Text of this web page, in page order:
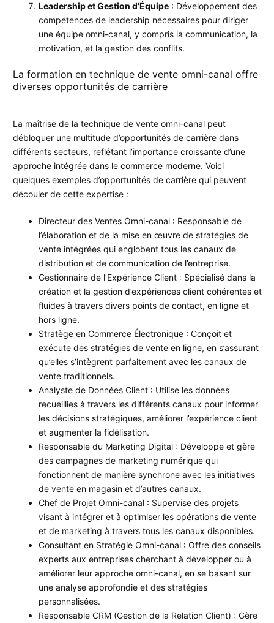
Leadership et Gestion d’Équipe : Développement des
compétences de leadership nécessaires pour diriger
une équipe omni-canal, y compris la communication, la
motivation, et la gestion des conflits.
La formation en technique de vente omni-canal offre
diverses opportunités de carrière
La maîtrise de la technique de vente omni-canal peut
débloquer une multitude d’opportunités de carrière dans
différents secteurs, reflétant l’importance croissante d’une
approche intégrée dans le commerce moderne. Voici
quelques exemples d’opportunités de carrière qui peuvent
découler de cette expertise :
Directeur des Ventes Omni-canal : Responsable de
l’élaboration et de la mise en œuvre de stratégies de
vente intégrées qui englobent tous les canaux de
distribution et de communication de l’entreprise.
Gestionnaire de l’Expérience Client : Spécialisé dans la
création et la gestion d’expériences client cohérentes et
fluides à travers divers points de contact, en ligne et
hors ligne.
Stratège en Commerce Électronique : Conçoit et
exécute des stratégies de vente en ligne, en s’assurant
qu’elles s’intègrent parfaitement avec les canaux de
vente traditionnels.
Analyste de Données Client : Utilise les données
recueillies à travers les différents canaux pour informer
les décisions stratégiques, améliorer l’expérience client
et augmenter la fidélisation.
Responsable du Marketing Digital : Développe et gère
des campagnes de marketing numérique qui
fonctionnent de manière synchrone avec les initiatives
de vente en magasin et d’autres canaux.
Chef de Projet Omni-canal : Supervise des projets
visant à intégrer et à optimiser les opérations de vente
et de marketing à travers tous les canaux disponibles.
Consultant en Stratégie Omni-canal : Offre des conseils
experts aux entreprises cherchant à développer ou à
améliorer leur approche omni-canal, en se basant sur
une analyse approfondie et des stratégies
personnalisées.
Responsable CRM (Gestion de la Relation Client) : Gère